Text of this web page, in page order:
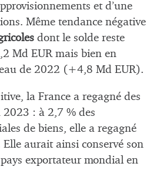
et d’une
Même tendance négative
dont le solde reste
Md EUR mais bien en
de 2022 (+4,8 Md EUR).
la France a regagné des
2023 : à 2,7 % des
de biens, elle a regagné
aurait ainsi conservé son
exportateur mondial en